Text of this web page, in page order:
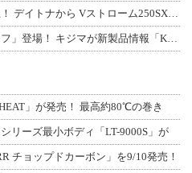
」が発売！ 最高約80℃の巻き
リーズ最小ボディ「LT-9000S」が
チョップドカーボン」を9/10発売！